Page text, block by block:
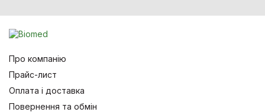
Про компанію
Прайс-лист
Оплата і доставка
Повернення та обмін